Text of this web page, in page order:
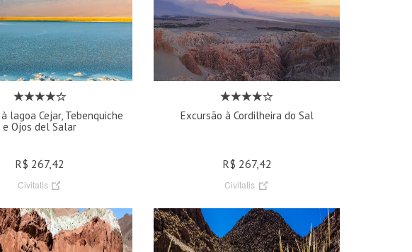
lagoa Cejar, Tebenquiche
e Ojos del Salar
R$ 267,42
Civitatis
Excursão à Cordilheira do Sal
R$ 267,42
Civitatis